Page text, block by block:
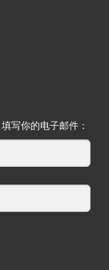
写你的电子邮件：